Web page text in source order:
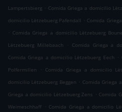
Lampertsbierg . Comida Griega a domicilio
domicilio Lëtzebuerg Pafendall . Comida
. Comida Griega a domicilio Lëtzebuerg
Lëtzebuerg Millebaach
. Comida Griega a
Comida Griega a domicilio Lëtzebuerg Eech .
Polfermillen
. Comida Griega a domicilio
domicilio Lëtzebuerg Beggen . Comida Griega
Griega a domicilio Lëtzebuerg Zens . Comida
Weimeschhaff . Comida Griega a domicilio